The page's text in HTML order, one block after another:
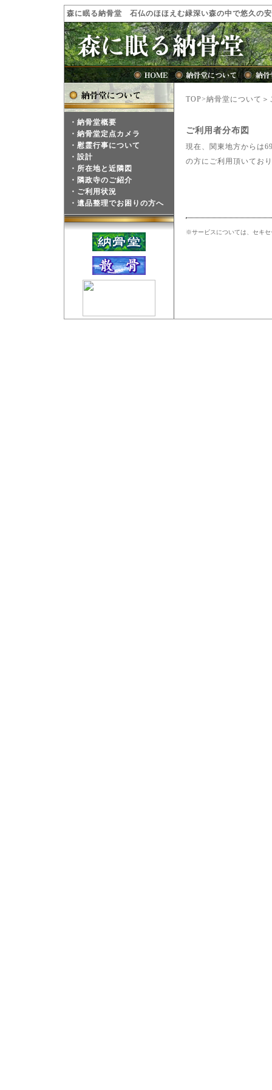
森に眠る納骨堂 石仏のほほえむ緑深い森の中で悠久の
・ 納骨堂概要
・ 納骨堂定点カメラ
・ 慰霊行事について
・ 設計
・ 所在地と近隣図
・ 隣政寺のご紹介
・ ご利用状況
・ 遺品整理でお困りの方へ
TOP>納骨堂について＞
ご利用者分布図
現在、関東地方からは
の方にご利用頂いてお
※サービスについては、セキ